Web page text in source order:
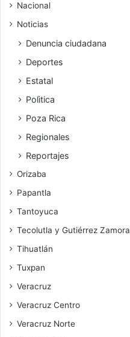
Nacional
Noticias
Denuncia ciudadana
Deportes
Estatal
Polìtica
Poza Rica
Regionales
Reportajes
Orizaba
Papantla
Tantoyuca
Tecolutla y Gutiérrez Zamora
Tihuatlán
Tuxpan
Veracruz
Veracruz Centro
Veracruz Norte